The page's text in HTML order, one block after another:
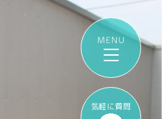
気軽に質問